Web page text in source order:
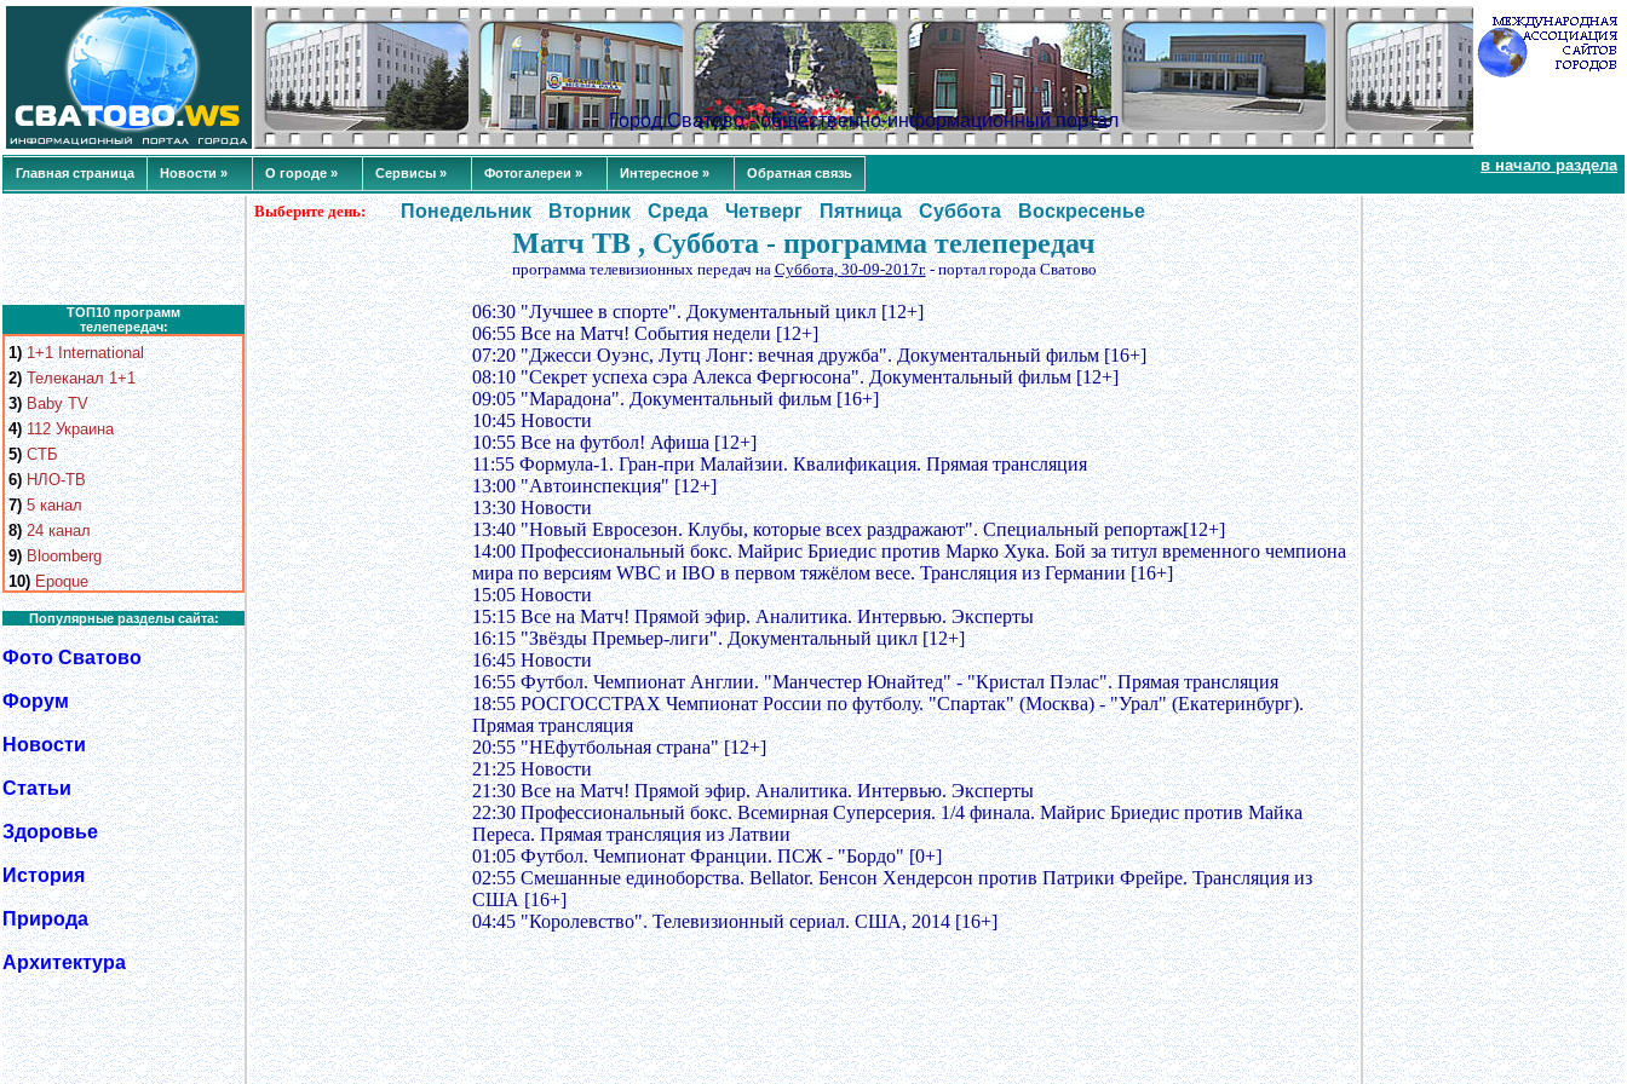
Город Сватово - общественно-информационный портал
Главная страница Новости » О городе » Сервисы » Фотогалереи » Интересное » Обратная связь в начало раздела
ТОП10 программ
телепередач:
1) 1+1 International
2) Телеканал 1+1
3) Baby TV
4) 112 Украина
5) СТБ
6) НЛО-ТВ
7) 5 канал
8) 24 канал
9) Bloomberg
10) Epoque
Популярные разделы сайта:
Фото Сватово
Форум
Новости
Статьи
Здоровье
История
Природа
Архитектура
Выберите день: Понедельник Вторник Среда Четверг Пятница Суббота Воскресенье
Матч ТВ , Суббота - программа телепередач
программа телевизионных передач наСуббота, 30-09-2017г.- портал города Сватово
06:30 "Лучшее в спорте". Документальный цикл [12+]
06:55 Все на Матч! События недели [12+]
07:20 "Джесси Оуэнс, Лутц Лонг: вечная дружба". Документальный фильм [16+]
08:10 "Секрет успеха сэра Алекса Фергюсона". Документальный фильм [12+]
09:05 "Марадона". Документальный фильм [16+]
10:45 Новости
10:55 Все на футбол! Афиша [12+]
11:55 Формула-1. Гран-при Малайзии. Квалификация. Прямая трансляция
13:00 "Автоинспекция" [12+]
13:30 Новости
13:40 "Новый Евросезон. Клубы, которые всех раздражают". Специальный репортаж[12+]
14:00 Профессиональный бокс. Майрис Бриедис против Марко Хука. Бой за титул временного чемпиона
мира по версиям WBC и IBO в первом тяжёлом весе. Трансляция из Германии [16+]
15:05 Новости
15:15 Все на Матч! Прямой эфир. Аналитика. Интервью. Эксперты
16:15 "Звёзды Премьер-лиги". Документальный цикл [12+]
16:45 Новости
16:55 Футбол. Чемпионат Англии. "Манчестер Юнайтед" - "Кристал Пэлас". Прямая трансляция
18:55 РОСГОССТРАХ Чемпионат России по футболу. "Спартак" (Москва) - "Урал" (Екатеринбург).
Прямая трансляция
20:55 "НЕфутбольная страна" [12+]
21:25 Новости
21:30 Все на Матч! Прямой эфир. Аналитика. Интервью. Эксперты
22:30 Профессиональный бокс. Всемирная Суперсерия. 1/4 финала. Майрис Бриедис против Майка
Переса. Прямая трансляция из Латвии
01:05 Футбол. Чемпионат Франции. ПСЖ - "Бордо" [0+]
02:55 Смешанные единоборства. Bellator. Бенсон Хендерсон против Патрики Фрейре. Трансляция из
США [16+]
04:45 "Королевство". Телевизионный сериал. США, 2014 [16+]